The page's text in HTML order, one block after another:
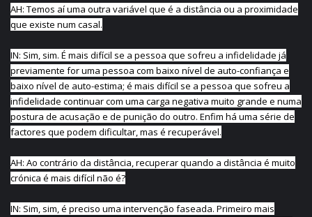
AH: Temos aí uma outra variável que é a distância ou a proximidade
que existe num casal.
IN: Sim, sim. É mais difícil se a pessoa que sofreu a infidelidade já
previamente for uma pessoa com baixo nível de auto-confiança e
baixo nível de auto-estima; é mais difícil se a pessoa que sofreu a
infidelidade continuar com uma carga negativa muito grande e numa
postura de acusação e de punição do outro. Enfim há uma série de
factores que podem dificultar, mas é recuperável.
AH: Ao contrário da distância, recuperar quando a distância é muito
crónica é mais difícil não é?
IN: Sim, sim, é preciso uma intervenção faseada. Primeiro mais